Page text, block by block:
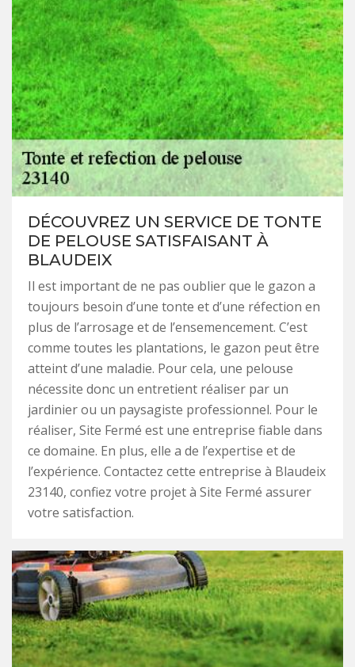
DÉCOUVREZ UN SERVICE DE TONTE
DE PELOUSE SATISFAISANT À
BLAUDEIX
Il est important de ne pas oublier que le gazon a
toujours besoin d’une tonte et d’une réfection en
plus de l’arrosage et de l’ensemencement. C’est
comme toutes les plantations, le gazon peut être
atteint d’une maladie. Pour cela, une pelouse
nécessite donc un entretient réaliser par un
jardinier ou un paysagiste professionnel. Pour le
réaliser, Site Fermé est une entreprise fiable dans
ce domaine. En plus, elle a de l’expertise et de
l’expérience. Contactez cette entreprise à Blaudeix
23140, confiez votre projet à Site Fermé assurer
votre satisfaction.